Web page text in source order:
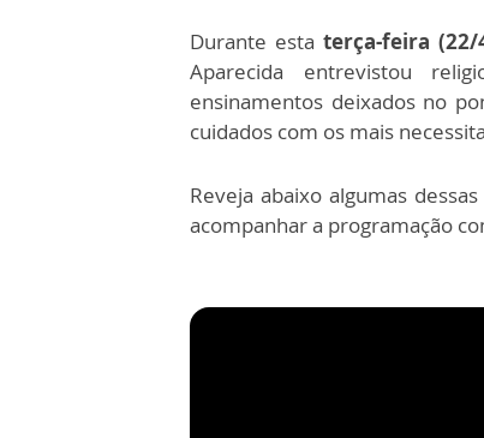
Durante esta terça-feira (22/
Aparecida entrevistou
ensinamentos deixados no
cuidados com os mais
Reveja abaixo algumas
acompanhar a programação